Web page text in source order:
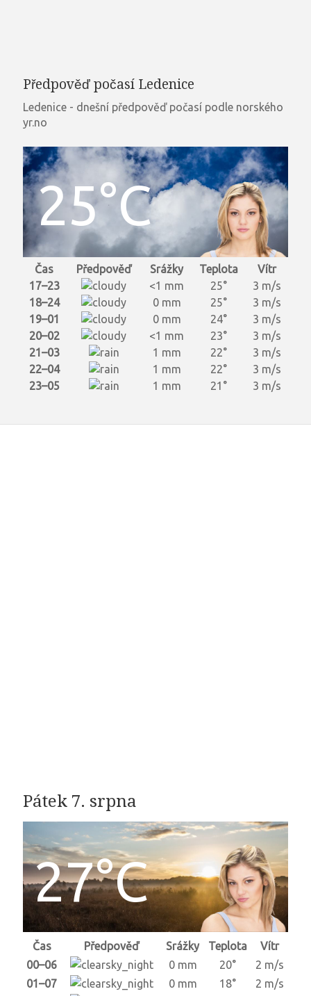
Předpověď počasí Ledenice
Ledenice - dnešní předpověď počasí podle norského
yr.no
25°C
Čas Předpověď Srážky Teplota
Vítr
17–23
<1 mm 25°
3 m/s
18–24
0 mm 25°
3 m/s
19–01
0 mm 24°
3 m/s
20–02
<1 mm 23°
3 m/s
21–03
1 mm 22°
3 m/s
22–04
1 mm 22°
3 m/s
23–05
1 mm 21° 3 m/s
Pátek 7. srpna
27°C
Čas Předpověď Srážky Teplota
Vítr
00–06
0 mm 20°
2 m/s
01–07
0 mm 18°
2 m/s